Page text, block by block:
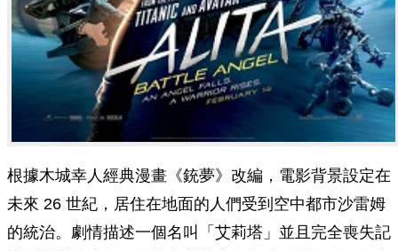
根據木城幸人經典漫畫《銃夢》改編，電影背景設定在
未來 26 世紀，居住在地面的人們受到空中都市沙雷姆
的統治。劇情描述一個名叫「艾莉塔」並且完全喪失記